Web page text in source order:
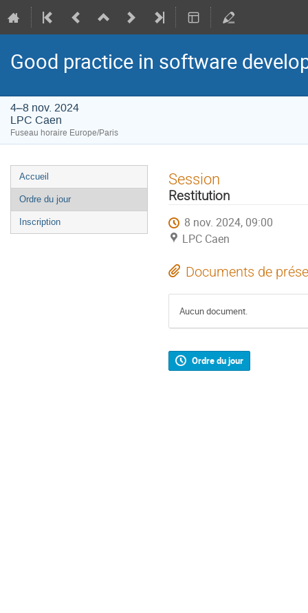
Good practice in software
4–8 nov. 2024
LPC Caen
Fuseau horaire Europe/Paris
Menu
de
l'événement
Accueil
Ordre du jour
Inscription
Session
Restitution
8 nov. 2024, 09:00
LPC Caen
Documents de
Aucun document.
Ordre du jour